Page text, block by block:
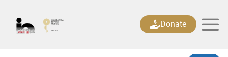
content
Donate